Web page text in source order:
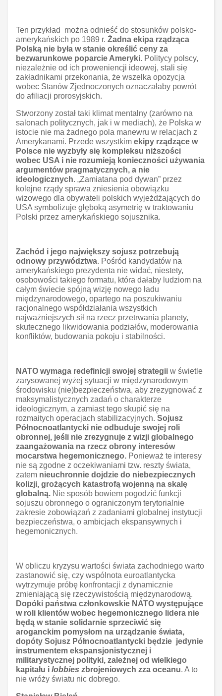
Ten przykład można odnieść do stosunków polsko-
amerykańskich po 1989 r. Żadna ekipa rządząca
Polską nie była w stanie określić ceny za
bezwarunkowe poparcie Ameryki. Politycy polscy,
niezależnie od ich proweniencji ideowej, stali się
zakładnikami przekonania, że wszelka opozycja
wobec Stanów Zjednoczonych oznaczałaby powrót
do afiliacji prorosyjskich.
Stworzony został taki klimat mentalny (zarówno na
salonach politycznych, jak i w mediach), że Polska w
istocie nie ma żadnego pola manewru w relacjach z
Amerykanami. Przede wszystkim ekipy rządzące w
Polsce nie wyzbyły się kompleksu niższości
wobec USA i nie rozumieją konieczności używania
argumentów pragmatycznych, a nie
ideologicznych. „Zamiatana pod dywan” przez
kolejne rządy sprawa zniesienia obowiązku
wizowego dla obywateli polskich wyjeżdżających do
USA symbolizuje głęboką asymetrię w traktowaniu
Polski przez amerykańskiego sojusznika.
Zachód i jego największy sojusz potrzebują
odnowy przywództwa. Pośród kandydatów na
amerykańskiego prezydenta nie widać, niestety,
osobowości takiego formatu, która dałaby ludziom na
całym świecie spójną wizję nowego ładu
międzynarodowego, opartego na poszukiwaniu
racjonalnego współdziałania wszystkich
najważniejszych sił na rzecz przetrwania planety,
skutecznego likwidowania podziałów, moderowania
konfliktów, budowania pokoju i stabilności.
NATO wymaga redefinicji swojej strategii w świetle
zarysowanej wyżej sytuacji w międzynarodowym
środowisku (nie)bezpieczeństwa, aby zrezygnować z
maksymalistycznych zadań o charakterze
ideologicznym, a zamiast tego skupić się na
rozmaitych operacjach stabilizacyjnych. Sojusz
Północnoatlantycki nie odbuduje swojej roli
obronnej, jeśli nie zrezygnuje z wizji globalnego
zaangażowania na rzecz obrony interesów
mocarstwa hegemonicznego. Ponieważ te interesy
nie są zgodne z oczekiwaniami tzw. reszty świata,
zatem nieuchronnie dojdzie do niebezpiecznych
kolizji, grożących katastrofą wojenną na skalę
globalną. Nie sposób bowiem pogodzić funkcji
sojuszu obronnego o ograniczonym terytorialnie
zakresie zobowiązań z zadaniami globalnej instytucji
bezpieczeństwa, o ambicjach ekspansywnych i
hegemonicznych.
W obliczu kryzysu wartości świata zachodniego warto
zastanowić się, czy wspólnota euroatlantycka
wytrzymuje próbę konfrontacji z dynamicznie
zmieniającą się rzeczywistością międzynarodową.
Dopóki państwa członkowskie NATO występujące
w roli klientów wobec hegemonicznego lidera nie
będą w stanie solidarnie sprzeciwić się
aroganckim pomysłom na urządzanie świata,
dopóty Sojusz Północnoatlantycki będzie jedynie
instrumentem ekspansjonistycznej i
militarystycznej polityki, zależnej od wielkiego
kapitału i lobbies zbrojeniowych zza oceanu. A to
nie wróży światu nic dobrego.